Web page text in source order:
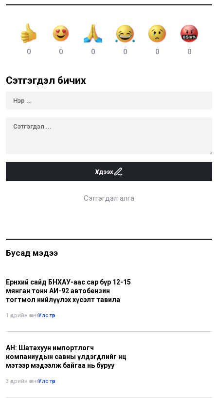
0 0 0 0 0 0
Сэтгэгдэл бичих
Үлдээх
Сэтгэгдэл алга
Бусад мэдээ
Ерөнхий сайд БНХАУ-аас сар бүр 12-15
мянган тонн АИ-92 автобензин
тогтмол нийлүүлэх хүсэлт тавила
1 өдрийн өмнө•Улс төр
АН: Шатахуун импортлогч
компаниудын савны үлдэгдлийг нөөц
мэтээр мэдээлж байгаа нь буруу
3 өдрийн өмнө•Улс төр